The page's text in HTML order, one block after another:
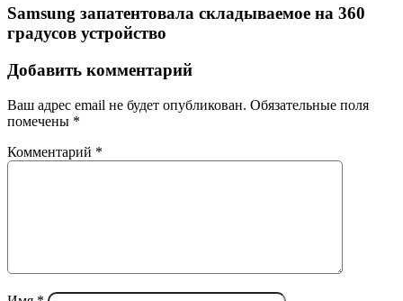
Samsung запатентовала складываемое на 360
градусов устройство
Добавить комментарий
Ваш адрес email не будет опубликован. Обязательные поля
помечены *
Комментарий *